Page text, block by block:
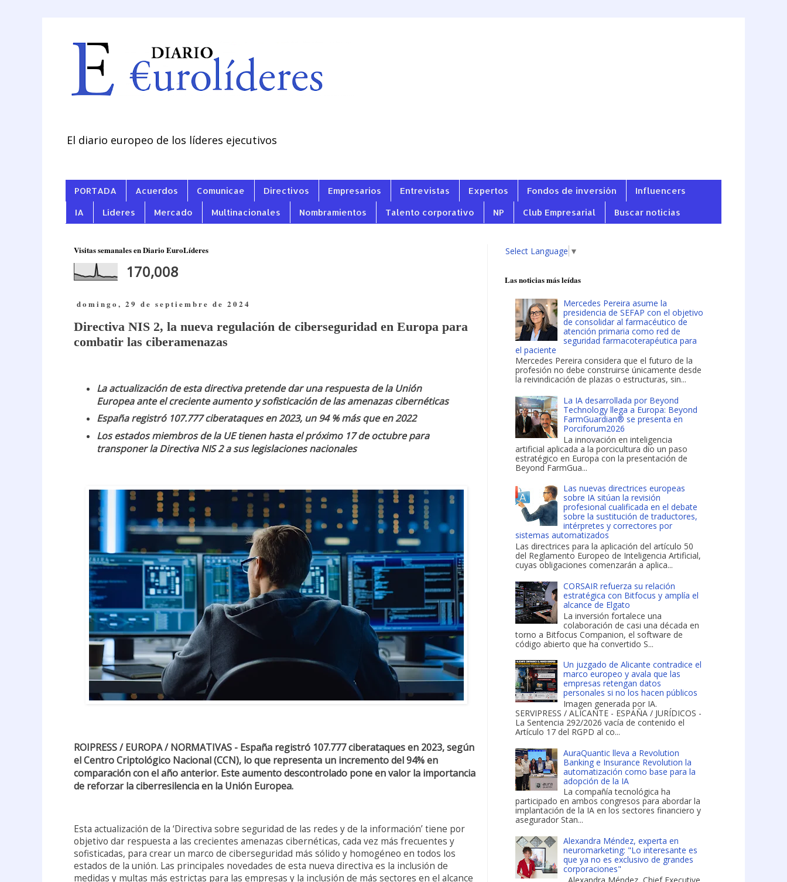
El diario europeo de los líderes ejecutivos
PORTADA Acuerdos Comunicae Directivos Empresarios Entrevistas Expertos Fondos de inversión
Influencers
IA
Líderes Mercado Multinacionales Nombramientos Talento corporativo NP Club Empresarial Buscar noticias
Visitas semanales en Diario EuroLíderes
170,008
domingo, 29 de septiembre de 2024
Directiva NIS 2, la nueva regulación de ciberseguridad en Europa para
combatir las ciberamenazas
La actualización de esta directiva pretende dar una respuesta de la Unión
Europea ante el creciente aumento y sofisticación de las amenazas cibernéticas
España registró 107.777 ciberataques en 2023, un 94 % más que en 2022
Los estados miembros de la UE tienen hasta el próximo 17 de octubre para
transponer la Directiva NIS 2 a sus legislaciones nacionales
ROIPRESS / EUROPA / NORMATIVAS - España registró 107.777 ciberataques en 2023, según
el Centro Criptológico Nacional (CCN), lo que representa un incremento del 94% en
comparación con el año anterior. Este aumento descontrolado pone en valor la importancia
de reforzar la ciberresilencia en la Unión Europea.
Esta actualización de la ‘Directiva sobre seguridad de las redes y de la información’ tiene por
objetivo dar respuesta a las crecientes amenazas cibernéticas, cada vez más frecuentes y
sofisticadas, para crear un marco de ciberseguridad más sólido y homogéneo en todos los
estados de la unión. Las principales novedades de esta nueva directiva es la inclusión de
medidas y multas más estrictas para las empresas y la inclusión de más sectores en el alcance
Select Language ▼
Las noticias más leídas
Mercedes Pereira asume la
presidencia de SEFAP con el objetivo
de consolidar al farmacéutico de
atención primaria como red de
seguridad farmacoterapéutica para
el paciente
Mercedes Pereira considera que el futuro de la
profesión no debe construirse únicamente desde
la reivindicación de plazas o estructuras, sin...
La IA desarrollada por Beyond
Technology llega a Europa: Beyond
FarmGuardian® se presenta en
Porciforum2026
La innovación en inteligencia
artificial aplicada a la porcicultura dio un paso
estratégico en Europa con la presentación de
Beyond FarmGua...
Las nuevas directrices europeas
sobre IA sitúan la revisión
profesional cualificada en el debate
sobre la sustitución de traductores,
intérpretes y correctores por
sistemas automatizados
Las directrices para la aplicación del artículo 50
del Reglamento Europeo de Inteligencia Artificial,
cuyas obligaciones comenzarán a aplica...
CORSAIR refuerza su relación
estratégica con Bitfocus y amplía el
alcance de Elgato
La inversión fortalece una
colaboración de casi una década en
torno a Bitfocus Companion, el software de
código abierto que ha convertido S...
Un juzgado de Alicante contradice el
marco europeo y avala que las
empresas retengan datos
personales si no los hacen públicos
Imagen generada por IA.
SERVIPRESS / ALICANTE - ESPAÑA / JURÍDICOS -
La Sentencia 292/2026 vacía de contenido el
Artículo 17 del RGPD al co...
AuraQuantic lleva a Revolution
Banking e Insurance Revolution la
automatización como base para la
adopción de la IA
La compañía tecnológica ha
participado en ambos congresos para abordar la
implantación de la IA en los sectores financiero y
asegurador Stan...
Alexandra Méndez, experta en
neuromarketing: "Lo interesante es
que ya no es exclusivo de grandes
corporaciones"
Alexandra Méndez, Chief Executive